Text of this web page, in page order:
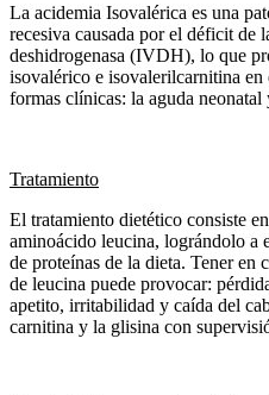
La acidemia Isovalérica es una
recesiva causada por el déficit de
deshidrogenasa (IVDH), lo que
isovalérico e isovalerilcarnitina en
formas clínicas: la aguda
Tratamiento
El tratamiento dietético consiste
aminoácido leucina, lográndolo a
de proteínas de la dieta. Tener en
de leucina puede provocar:
apetito, irritabilidad y caída del
carnitina y la glisina con